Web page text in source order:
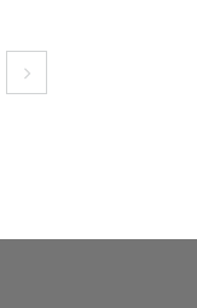
Nächste Seite